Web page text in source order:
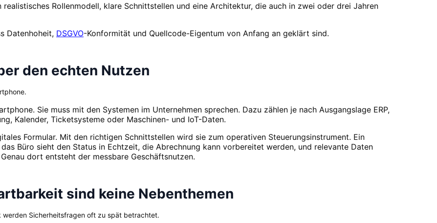
Rollenmodell, klare Schnittstellen und eine Architektur, die auch in zwei oder drei Jahren
Datenhoheit, DSGVO-Konformität und Quellcode-Eigentum von Anfang an geklärt sind.
den echten Nutzen
Sie muss mit den Systemen im Unternehmen sprechen. Dazu zählen je nach Ausgangslage ERP,
Kalender, Ticketsysteme oder Maschinen- und IoT-Daten.
Formular. Mit den richtigen Schnittstellen wird sie zum operativen Steuerungsinstrument. Ein
Büro sieht den Status in Echtzeit, die Abrechnung kann vorbereitet werden, und relevante Daten
dort entsteht der messbare Geschäftsnutzen.
sind keine Nebenthemen
Sicherheitsfragen oft zu spät betrachtet.